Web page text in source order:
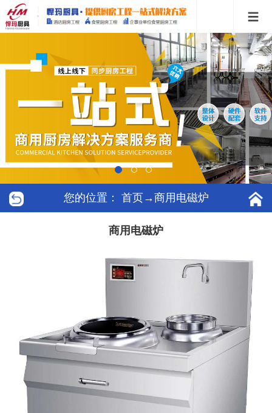
您的位置： 首页 →商用电磁炉
商用电磁炉